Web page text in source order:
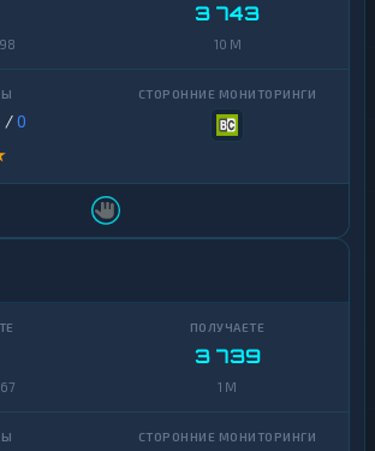
3 743
10 M
/0
3 739
1 M